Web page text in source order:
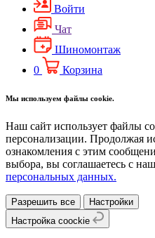
Войти
Чат
Шиномонтаж
0
Корзина
Мы используем файлы cookie.
Наш сайт использует файлы
персонализации. Продолжая
ознакомления с этим
выбора, вы соглашаетесь с
персональных данных.
Разрешить все
Настройки
Настройка coockie